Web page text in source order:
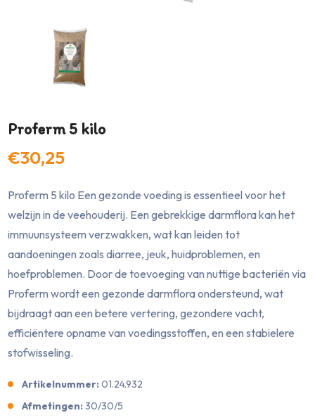
Proferm 5 kilo
€30,25
Proferm 5 kilo Een gezonde voeding is essentieel voor het
welzijn in de veehouderij. Een gebrekkige darmflora kan het
immuunsysteem verzwakken, wat kan leiden tot
aandoeningen zoals diarree, jeuk, huidproblemen, en
hoefproblemen. Door de toevoeging van nuttige bacteriën via
Proferm wordt een gezonde darmflora ondersteund, wat
bijdraagt aan een betere vertering, gezondere vacht,
efficiëntere opname van voedingsstoffen, en een stabielere
stofwisseling.
Artikelnummer: 01.24.932
Afmetingen: 30/30/5